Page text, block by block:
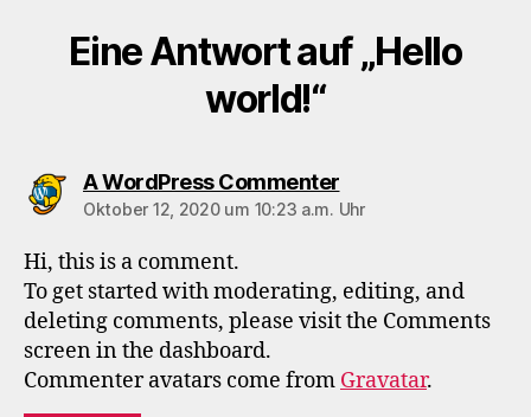
Eine Antwort auf „Hello
world!“
A WordPress Commentersagt:
Oktober 12, 2020 um 10:23 a.m. Uhr
Hi, this is a comment.
To get started with moderating, editing, and
deleting comments, please visit the Comments
screen in the dashboard.
Commenter avatars come from Gravatar.